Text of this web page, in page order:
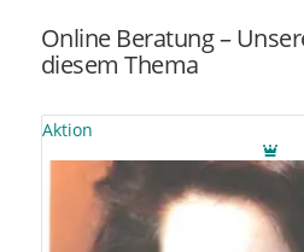
Online Beratung –
diesem Thema
Aktion